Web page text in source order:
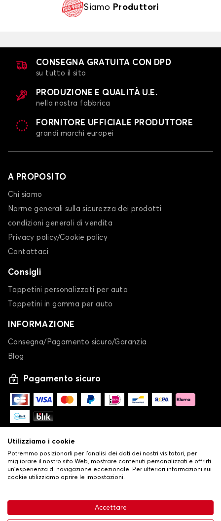
Siamo Produttori
CONSEGNA GRATUITA CON DPD
su tutto il sito
PRODUZIONE E QUALITÀ U.E.
nella nostra fabbrica
FORNITORE UFFICIALE PRODUTTORE
grandi marchi europei
A PROPOSITO
Chi siamo
Norme generali sulla sicurezza dei prodotti
condizioni generali di vendita
Privacy policy/Cookie policy
Contattaci
Consigli
Tappetini personalizzati per auto
Tappetini in gomma per auto
INFORMAZIONE
Consegna/Pagamento sicuro/Garanzia
Blog
Pagamento sicuro
Condizioni generali di vendita•
Politica sulla privacy e sui cookie•Livraison
Utilizziamo i cookie
Potremmo posizionarli per l'analisi dei dati dei nostri visitatori, per
migliorare il nostro sito Web, mostrare contenuti personalizzati e offrirti
un'esperienza di navigazione eccezionale. Per ulteriori informazioni sui
cookie utilizziamo aprire le impostazioni.
Accettare